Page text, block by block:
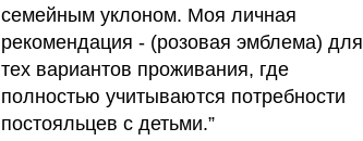
семейным уклоном. Моя личная
рекомендация - (розовая эмблема) для
тех вариантов проживания, где
полностью учитываются потребности
постояльцев с детьми.”